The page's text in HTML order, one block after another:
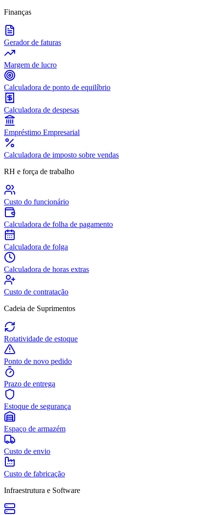
Finanças
Gerador de faturas
Margem de lucro
Calculadora de ponto de equilíbrio
Calculadora de despesas
Empréstimo Empresarial
Calculadora de imposto sobre vendas
RH e força de trabalho
Custo do funcionário
Calculadora de folha de pagamento
Calculadora de folga
Calculadora de horas extras
Custo de contratação
Cadeia de Suprimentos
Rotatividade de estoque
Ponto de novo pedido
Prazo de entrega
Estoque de segurança
Espaço de armazém
Custo de envio
Custo de fabricação
Infraestrutura e Software